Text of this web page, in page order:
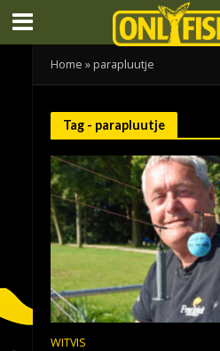
Home » parapluutje
Tag - parapluutje
WITVIS